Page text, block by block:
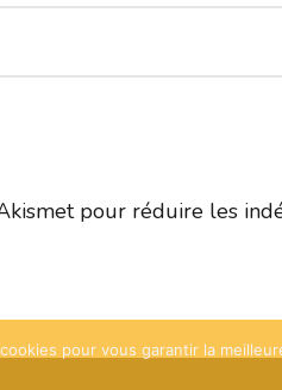
pour réduire les
pour vous garantir la